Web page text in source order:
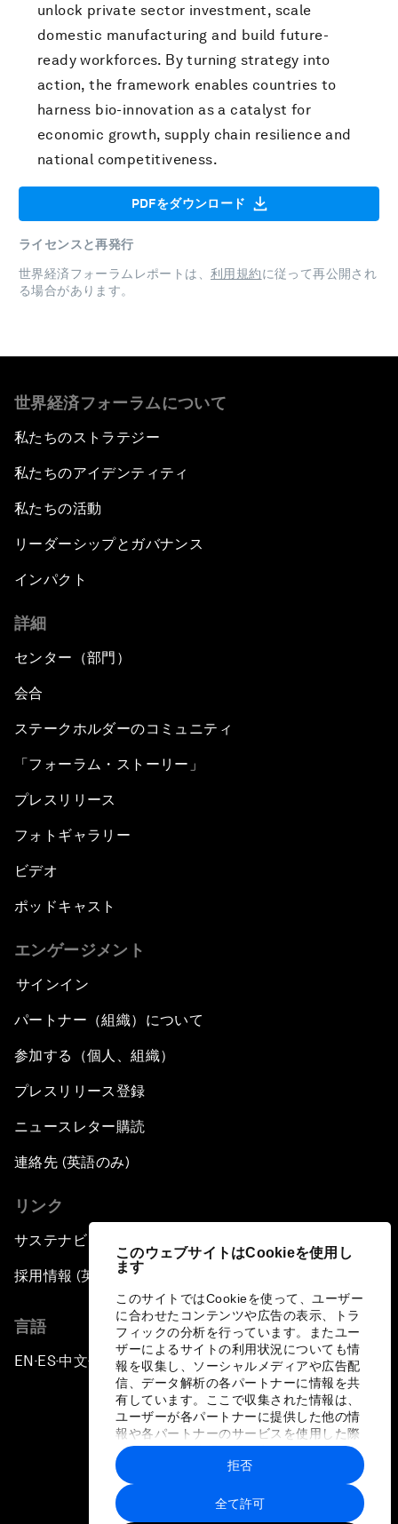
このウェブサイトはCookieを使用し
ます
このサイトではCookieを使って、ユーザー
に合わせたコンテンツや広告の表示、トラ
フィックの分析を行っています。またユー
ザーによるサイトの利用状況についても情
報を収集し、ソーシャルメディアや広告配
信、データ解析の各パートナーに情報を共
有しています。ここで収集された情報は、
ユーザーが各パートナーに提供した他の情
報や各パートナーのサービスを使用した際
に収集された情報と組み合わされ、各パー
トナーによって使用されることがありま
す。
全て許可
拒否
unlock private sector investment, scale
domestic manufacturing and build future-
ready workforces. By turning strategy into
action, the framework enables countries to
harness bio-innovation as a catalyst for
economic growth, supply chain resilience and
national competitiveness.
PDFをダウンロード
ライセンスと再発行
世界経済フォーラムレポートは、 利用規約に従って再公開され
る場合があります。
世界経済フォーラムについて
私たちのストラテジー
私たちのアイデンティティ
私たちの活動
リーダーシップとガバナンス
インパクト
詳細
センター（部門）
会合
ステークホルダーのコミュニティ
「フォーラム・ストーリー」
プレスリリース
フォトギャラリー
ビデオ
ポッドキャスト
エンゲージメント
サインイン
パートナー（組織）について
参加する（個人、組織）
プレスリリース登録
ニュースレター購読
連絡先 (英語のみ)
リンク
サステナビリティへの取り組み
採用情報 (英語のみ)
言語
EN ▪ ES▪中文▪ 日本語
プライバシーポリシーと利用規約
サイトマップ